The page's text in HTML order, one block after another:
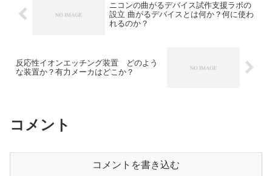
ニコンの曲がるデバイス試作支援ラボの
設立 曲がるデバイスとは何か？何に使わ
れるのか？
反応性イオンエッチング装置 どのよう
な装置か？有力メーカはどこか？
コメント
コメントを書き込む